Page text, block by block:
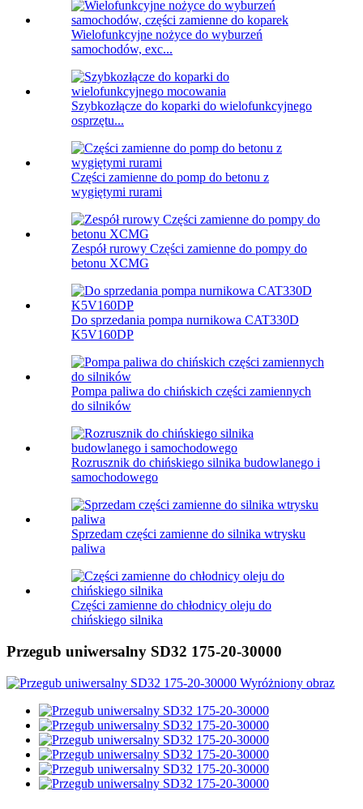
Wielofunkcyjne nożyce do wyburzeń
samochodów, exc...
Szybkozłącze do koparki do wielofunkcyjnego
osprzętu...
Części zamienne do pomp do betonu z
wygiętymi rurami
Zespół rurowy Części zamienne do pompy do
betonu XCMG
Do sprzedania pompa nurnikowa CAT330D
K5V160DP
Pompa paliwa do chińskich części zamiennych
do silników
Rozrusznik do chińskiego silnika budowlanego i
samochodowego
Sprzedam części zamienne do silnika wtrysku
paliwa
Części zamienne do chłodnicy oleju do
chińskiego silnika
Przegub uniwersalny SD32 175-20-30000